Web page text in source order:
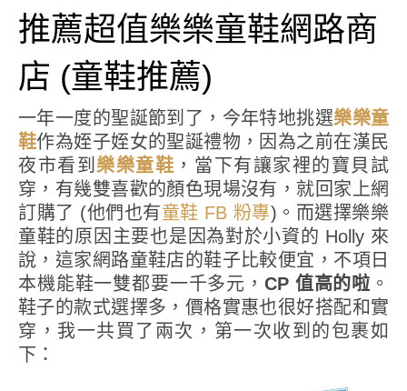
推薦超值樂樂童鞋網路商
店 (童鞋推薦)
一年一度的聖誕節到了，今年特地挑選樂樂童
鞋作為姪子姪女的聖誕禮物，因為之前在漢民
夜市看到樂樂童鞋 ，當下有讓家裡的寶貝試
穿，有幾雙喜歡的顏色現場沒有，就回家上網
訂購了 (他們也有童鞋 FB 粉專)。而選擇樂樂
童鞋的原因主要也是因為對於小資的 Holly 來
說，這家網路童鞋店的鞋子比較便宜，不項日
本機能鞋一雙都要一千多元， CP 值高的啦 。
鞋子的款式選擇多，價格實惠也很好搭配和實
穿，我一共買了兩次，第一次收到的包裹如
下：